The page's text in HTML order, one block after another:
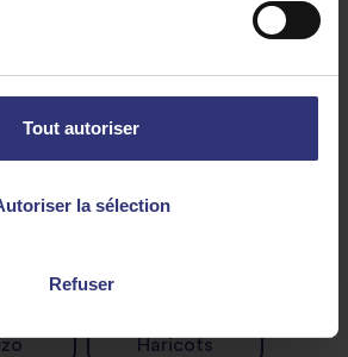
Tout autoriser
la sélection
Refuser
Haricots